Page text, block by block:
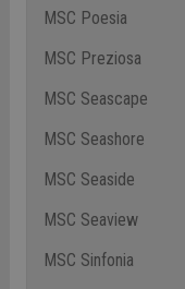
MSC Poesia
MSC Preziosa
MSC Seascape
MSC Seashore
MSC Seaside
MSC Seaview
MSC Sinfonia